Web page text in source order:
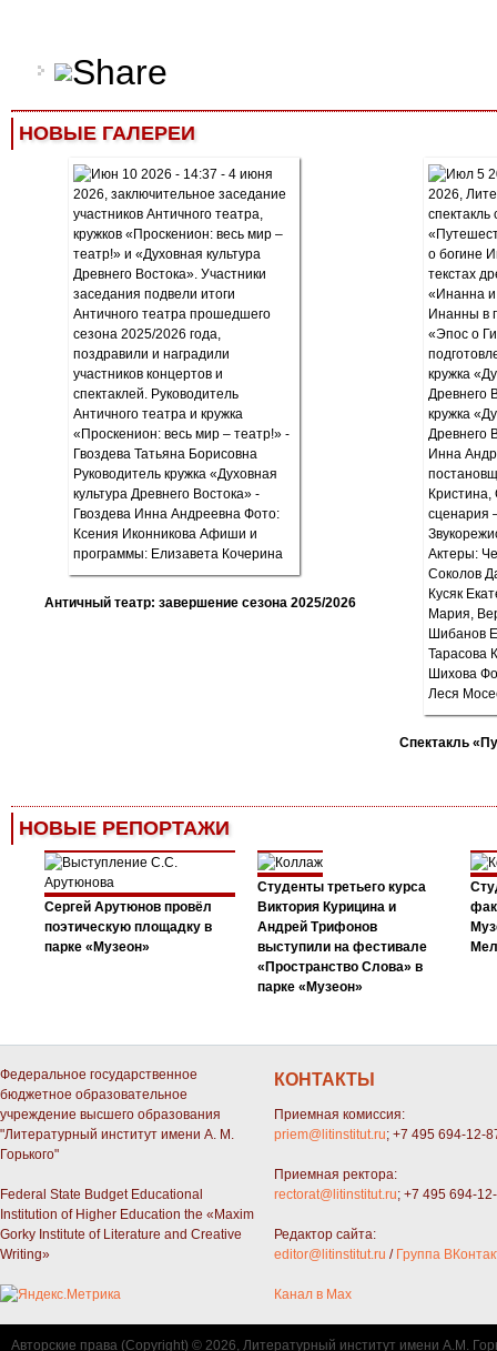
НОВЫЕ ГАЛЕРЕИ
Античный театр: завершение сезона 2025/2026
Спектакль
НОВЫЕ РЕПОРТАЖИ
Сергей Арутюнов провёл
поэтическую площадку в
парке «Музеон»
Студенты третьего курса
Виктория Курицина и
Андрей Трифонов
выступили на фестивале
«Пространство Слова» в
парке «Музеон»
Федеральное государственное
бюджетное образовательное
учреждение высшего образования
"Литературный институт имени А. М.
Горького"
Federal State Budget Educational
Institution of Higher Education the «Maxim
Gorky Institute of Literature and Creative
Writing»
КОНТАКТЫ
Приемная комиссия:
priem@litinstitut.ru; +7 495 694-12-
Приемная ректора:
rectorat@litinstitut.ru; +7 495 694-
Редактор сайта:
editor@litinstitut.ru / Группа
Канал в Max
Авторские права (Copyright) © 2026, Литературный институт имени А.М.